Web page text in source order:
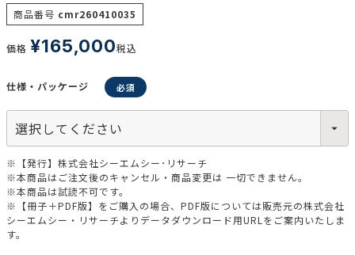
リセット
商品番号 cmr260410035
価格 ¥165,000税込
仕様・パッケージ
※【発行】株式会社シーエムシー･リサーチ
※本商品はご注文後のキャンセル・商品変更は 一切できません。
※本商品は試読不可です。
※【冊子＋PDF版】をご購入の場合、PDF版については販売元の株式会社
シーエムシー・リサーチよりデータダウンロード用URLをご案内いたしま
す。